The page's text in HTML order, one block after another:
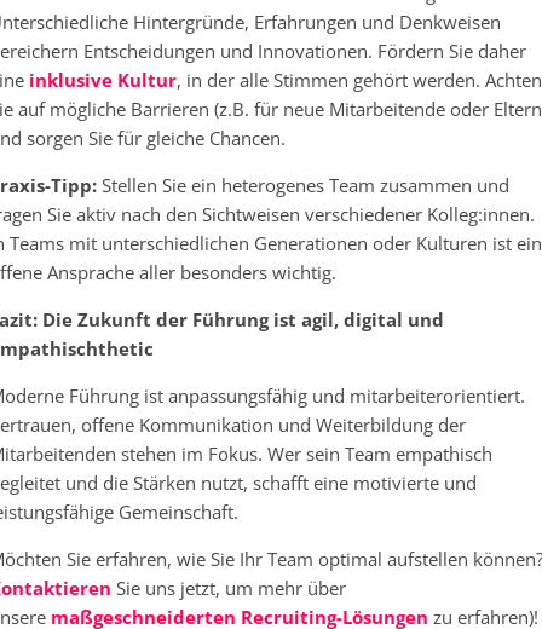
Hintergründe, Erfahrungen und Denkweisen
Entscheidungen und Innovationen. Fördern Sie daher
inklusive Kultur, in der alle Stimmen gehört werden. Achten
auf mögliche Barrieren (z.B. für neue Mitarbeitende oder
sorgen Sie für gleiche Chancen.
Tipp: Stellen Sie ein heterogenes Team zusammen und
Sie aktiv nach den Sichtweisen verschiedener Kolleg:innen.
Teams mit unterschiedlichen Generationen oder Kulturen ist
Ansprache aller besonders wichtig.
Die Zukunft der Führung ist agil, digital und
Führung ist anpassungsfähig und mitarbeiterorientiert.
offene Kommunikation und Weiterbildung der
stehen im Fokus. Wer sein Team empathisch
und die Stärken nutzt, schafft eine motivierte und
Gemeinschaft.
Sie erfahren, wie Sie Ihr Team optimal aufstellen können?
Sie uns jetzt, um mehr über
maßgeschneiderten Recruiting-Lösungen zu erfahren)!